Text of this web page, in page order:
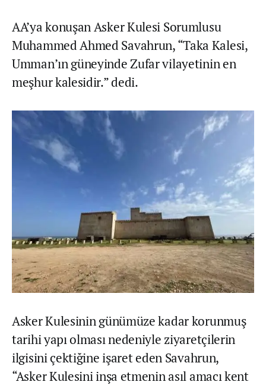
AA’ya konuşan Asker Kulesi Sorumlusu
Muhammed Ahmed Savahrun, “Taka Kalesi,
Umman’ın güneyinde Zufar vilayetinin en
meşhur kalesidir.” dedi.
Asker Kulesinin günümüze kadar korunmuş
tarihi yapı olması nedeniyle ziyaretçilerin
ilgisini çektiğine işaret eden Savahrun,
“Asker Kulesini inşa etmenin asıl amacı kent